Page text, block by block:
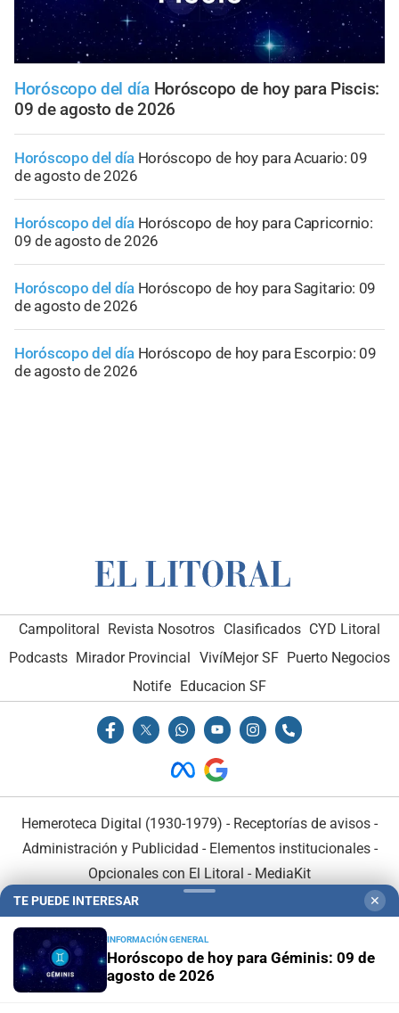
Horóscopo del día Horóscopo de hoy para Piscis:
09 de agosto de 2026
Horóscopo del día Horóscopo de hoy para Acuario: 09
de agosto de 2026
Horóscopo del día Horóscopo de hoy para Capricornio:
09 de agosto de 2026
Horóscopo del día Horóscopo de hoy para Sagitario: 09
de agosto de 2026
Horóscopo del día Horóscopo de hoy para Escorpio: 09
de agosto de 2026
Campolitoral Revista Nosotros Clasificados CYD Litoral
Podcasts Mirador Provincial VivíMejor SF Puerto Negocios
Notife
Educacion SF
Hemeroteca Digital (1930-1979) - Receptorías de avisos -
Administración y Publicidad - Elementos institucionales-
Opcionales con El Litoral - MediaKit
TE PUEDE INTERESAR ✕
INFORMACIÓN GENERAL
Horóscopo de hoy para Géminis: 09 de
agosto de 2026